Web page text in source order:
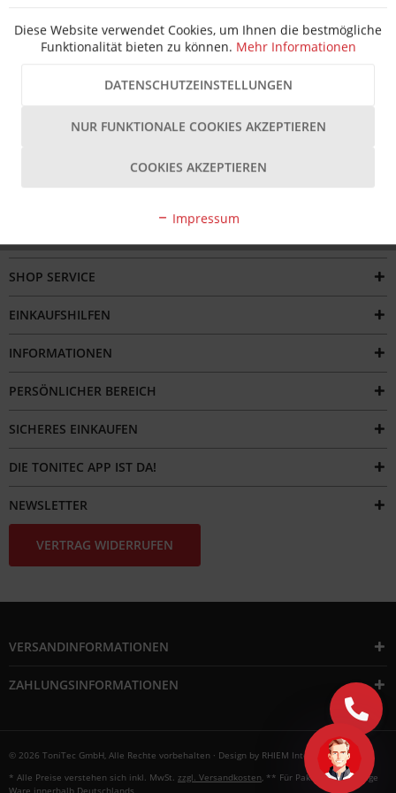
Beschreibung
Sicherheitsschloss in rechteckiger...mehr
Bewertungen
SHOP SERVICE
EINKAUFSHILFEN
INFORMATIONEN
PERSÖNLICHER BEREICH
SICHERES EINKAUFEN
DIE TONITEC APP IST DA!
NEWSLETTER
VERTRAG WIDERRUFEN
VERSANDINFORMATIONEN
ZAHLUNGSINFORMATIONEN
© 2026 ToniTec GmbH, Alle Rechte vorbehalten · Design by RHIEM Intermedia
* Alle Preise verstehen sich inkl. MwSt. zzgl. Versandkosten, ** Für Paketversandfähige
Ware innerhalb Deutschlands
Diese Website verwendet Cookies, um Ihnen die bestmögliche
Funktionalität bieten zu können. Mehr Informationen
DATENSCHUTZEINSTELLUNGEN
NUR FUNKTIONALE COOKIES AKZEPTIEREN
COOKIES AKZEPTIEREN
Impressum